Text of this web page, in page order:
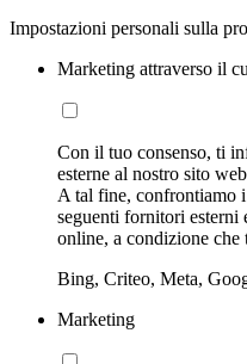
Impostazioni personali sulla
Marketing attraverso il
Con il tuo consenso, ti
esterne al nostro sito
A tal fine, confrontiamo
seguenti fornitori
online, a condizione
Bing, Criteo, Meta,
Marketing